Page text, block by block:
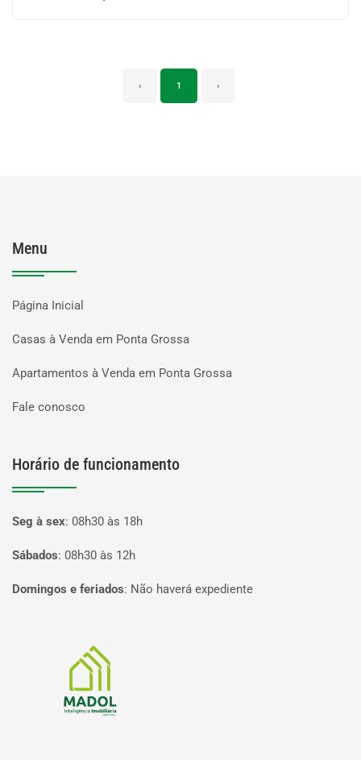
‹ 1 ›
Menu
Página Inicial
Casas à Venda em Ponta Grossa
Apartamentos à Venda em Ponta Grossa
Fale conosco
Horário de funcionamento
Seg à sex: 08h30 às 18h
Sábados: 08h30 às 12h
Domingos e feriados: Não haverá expediente